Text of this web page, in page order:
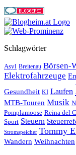
Schlagwörter
Asyl Breitenau Börsen-
Elektrofahrzeuge
Gesundheit KI Laufen
MTB-Touren Musik
Pomplamoose Reina del
Sport Steuern
Stromspeicher Tommy
Wandern Weihnachten